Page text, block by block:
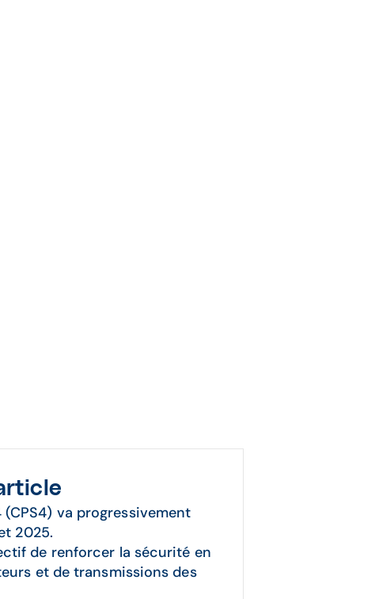
va progressivement
2025.
de renforcer la sécurité en
et de transmissions des